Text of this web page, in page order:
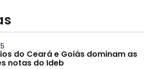
do Ceará e Goiás dominam as
notas do Ideb